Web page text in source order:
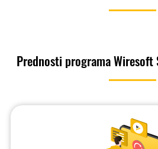
Prednosti programa Wiresoft